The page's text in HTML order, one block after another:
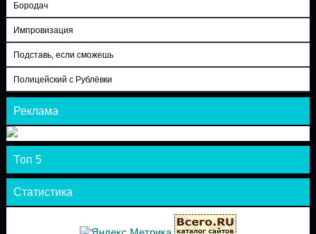
Бородач
Импровизация
Подставь, если сможешь
Полицейский с Рублёвки
Реклама
Топ 5
Статистика